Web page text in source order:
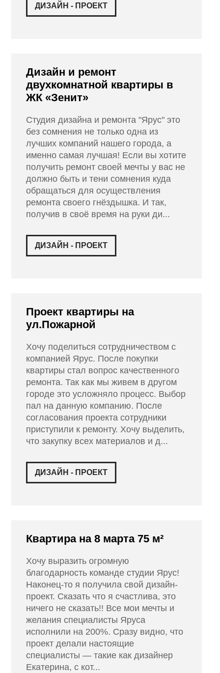
ДИЗАЙН - ПРОЕКТ
Дизайн и ремонт
двухкомнатной квартиры в
ЖК «Зенит»
Студия дизайна и ремонта "Ярус" это
без сомнения не только одна из
лучших компаний нашего города, а
именно самая лучшая! Если вы хотите
получить ремонт своей мечты у вас не
должно быть и тени сомнения куда
обращаться для осуществления
ремонта своего гнёздышка. И так,
получив в своё время на руки ди...
ДИЗАЙН - ПРОЕКТ
Проект квартиры на
ул.Пожарной
Хочу поделиться сотрудничеством с
компанией Ярус. После покупки
квартиры стал вопрос качественного
ремонта. Так как мы живем в другом
городе это усложняло процесс. Выбор
пал на данную компанию. После
согласования проекта сотрудники
приступили к ремонту. Хочу выделить,
что закупку всех материалов и д...
ДИЗАЙН - ПРОЕКТ
Квартира на 8 марта 75 м²
Хочу выразить огромную
благодарность команде студии Ярус!
Наконец-то я получила свой дизайн-
проект. Сказать что я счастлива, это
ничего не сказать!! Все мои мечты и
желания специалисты Яруса
исполнили на 200%. Сразу видно, что
проект делали настоящие
специалисты — такие как дизайнер
Екатерина, с кот...